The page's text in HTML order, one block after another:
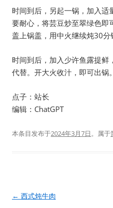
时间到后，另起一锅，加入
要耐心，将芸豆炒至翠绿色即
盖上锅盖，用中火继续炖30分
时间到后，加入少许鱼露提鲜
代替。开大火收汁，即可出锅。
点子：站长
编辑：ChatGPT
本条目发布于2024年3月7日。属于
文
← 西式炖牛肉